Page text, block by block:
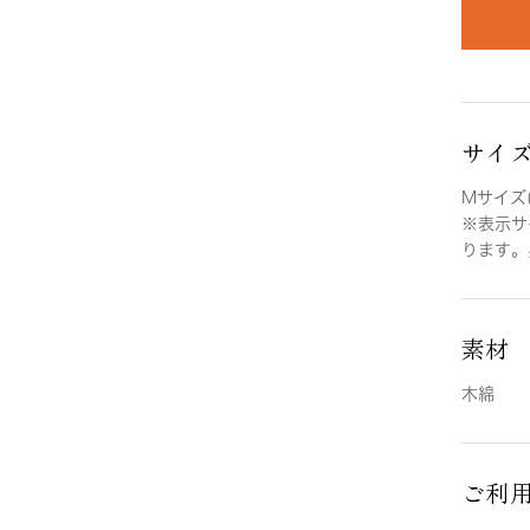
サイ
Mサイ
※表示サ
ります
素材
木綿
ご利